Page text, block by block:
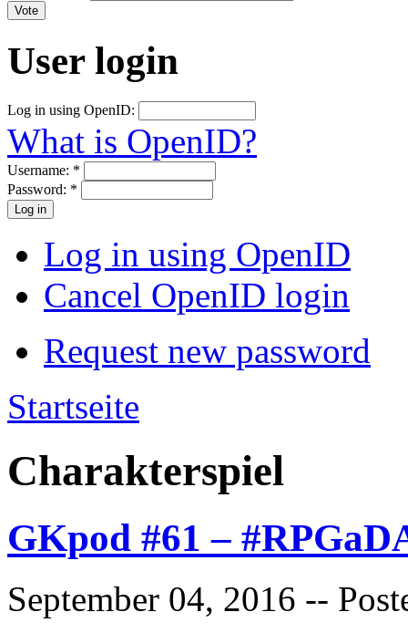
User login
Log in using OpenID:
What is OpenID?
Username: *
Password: *
Log in using OpenID
Cancel OpenID login
Request new password
Startseite
Charakterspiel
GKpod #61 –
September 04, 2016 --